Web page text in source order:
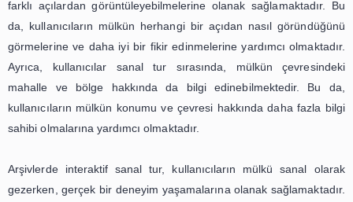
Son olarak, sanal tur teknolojisi sayesinde
materyallerin korunması da kolaylaşır. Fiziksel olarak
kullanıcılar, belgeleri incelerken zarar verebilirler.
sayesinde kullanıcılar belgeleri sanal olarak
belgelerin fiziksel olarak zarar görmesi önlenmiş olur.
Tüm bu nedenlerden dolayı, arşivlerde sanal tur
kullanılması, kullanıcı deneyimini geliştirmek için